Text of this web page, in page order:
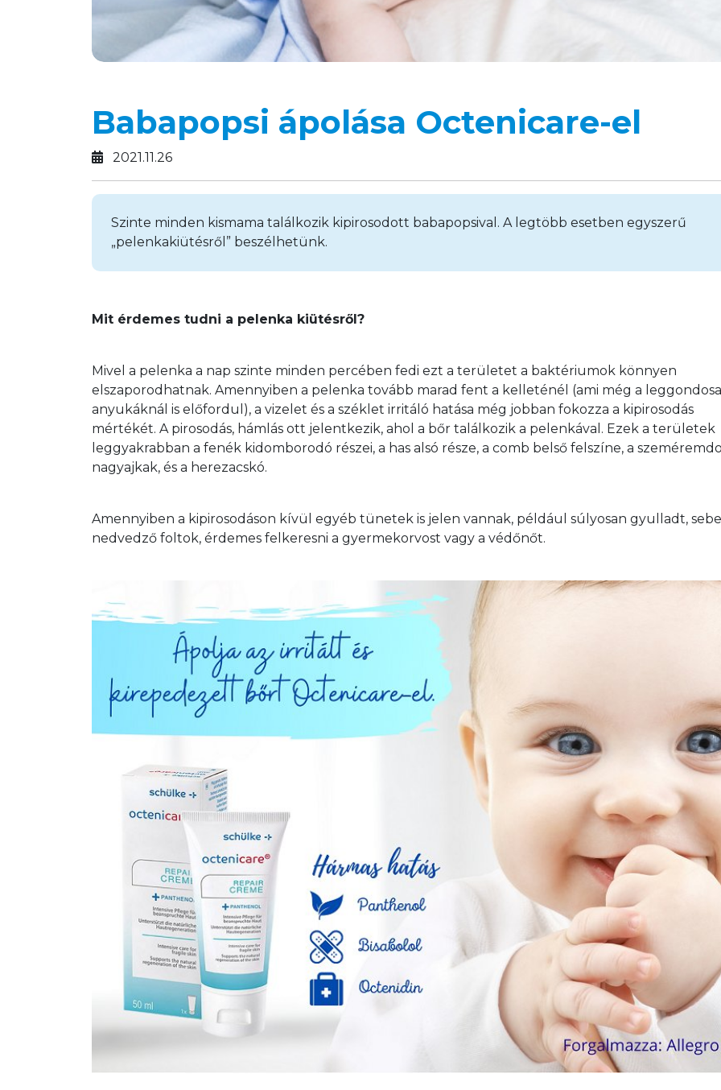
Babapopsi ápolása Octenicare-el
2021.11.26
Szinte minden kismama találkozik kipirosodott babapopsival. A legtöbb esetben egyszerű
„pelenkakiütésről” beszélhetünk.
Mit érdemes tudni a pelenka kiütésről?
Mivel a pelenka a nap szinte minden percében fedi ezt a területet a baktériumok könnyen
elszaporodhatnak. Amennyiben a pelenka tovább marad fent a kelleténél (ami még a
anyukáknál is előfordul), a vizelet és a széklet irritáló hatása még jobban fokozza a kipirosodás
mértékét. A pirosodás, hámlás ott jelentkezik, ahol a bőr találkozik a pelenkával. Ezek a területek
leggyakrabban a fenék kidomborodó részei, a has alsó része, a comb belső felszíne, a
nagyajkak, és a herezacskó.
Amennyiben a kipirosodáson kívül egyéb tünetek is jelen vannak, például súlyosan gyulladt,
nedvedző foltok, érdemes felkeresni a gyermekorvost vagy a védőnőt.